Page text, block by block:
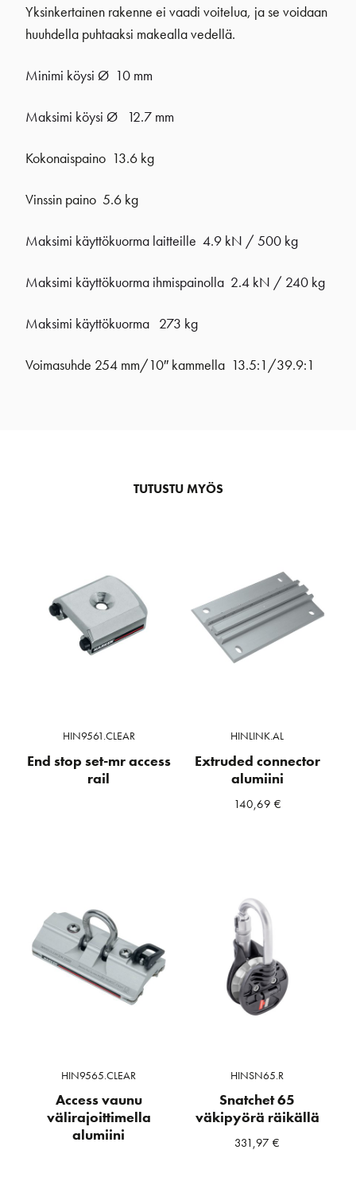
Yksinkertainen rakenne ei vaadi voitelua, ja se voidaan
huuhdella puhtaaksi makealla vedellä.
Minimi köysi Ø 10 mm
Maksimi köysi Ø 12.7 mm
Kokonaispaino 13.6 kg
Vinssin paino 5.6 kg
Maksimi käyttökuorma laitteille 4.9 kN / 500 kg
Maksimi käyttökuorma ihmispainolla 2.4 kN / 240 kg
Maksimi käyttökuorma 273 kg
Voimasuhde 254 mm/10″ kammella 13.5:1/39.9:1
TUTUSTU MYÖS
HIN9561.CLEAR
End stop set-mr access
rail
HINLINK.AL
Extruded connector
alumiini
140,69 €
HIN9565.CLEAR
Access vaunu
välirajoittimella
alumiini
HINSN65.R
Snatchet 65
väkipyörä räikällä
331,97€